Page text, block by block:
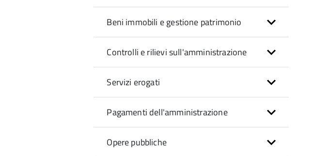
Beni immobili e gestione patrimonio
Controlli e rilievi sull'amministrazione
Servizi erogati
Pagamenti dell'amministrazione
Opere pubbliche